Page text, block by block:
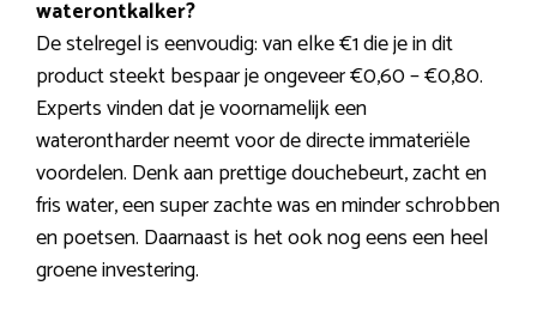
waterontkalker?
De stelregel is eenvoudig: van elke €1 die je in dit
product steekt bespaar je ongeveer €0,60 – €0,80.
Experts vinden dat je voornamelijk een
waterontharder neemt voor de directe immateriële
voordelen. Denk aan prettige douchebeurt, zacht en
fris water, een super zachte was en minder schrobben
en poetsen. Daarnaast is het ook nog eens een heel
groene investering.